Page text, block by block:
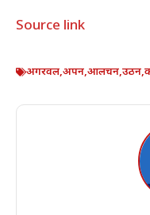
Source link
अगरवल,अपन,आलचन,उठन,